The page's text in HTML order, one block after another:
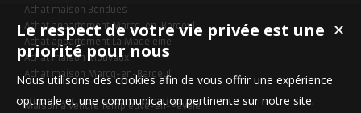
Achat maison Bondues
Achat appartement Marcq-en-Baroeul
Achat appartement La Madeleine
Achat maison Mouvaux
Achat maison Marcq-en-Baroeul
Maison à vendre Templeuve-en-Pévèle
✕
Le respect de votre vie privée est une
priorité pour nous
Nous utilisons des cookies afin de vous offrir une expérience
optimale et une communication pertinente sur notre site.